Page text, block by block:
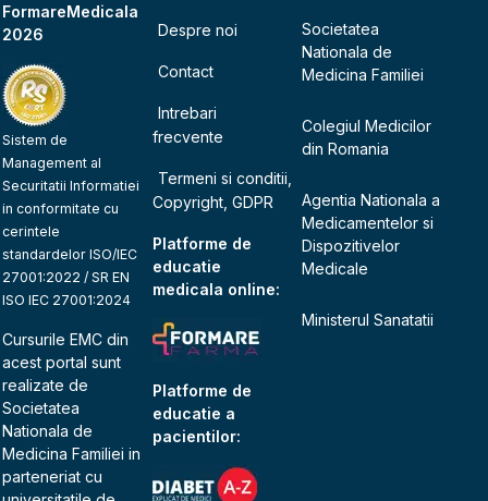
FormareMedicala
2026
Sistem de
Management al
Securitatii Informatiei
in conformitate cu
cerintele
standardelor ISO/IEC
27001:2022 / SR EN
ISO IEC 27001:2024
Cursurile EMC din
acest portal sunt
realizate de
Societatea
Nationala de
Medicina Familiei in
parteneriat cu
Despre noi
Contact
Intrebari
frecvente
Termeni si conditii,
Copyright, GDPR
Platforme de
educatie
medicala online:
Platforme de
educatie a
pacientilor:
Societatea
Nationala de
Medicina Familiei
Colegiul Medicilor
din Romania
Agentia Nationala a
Medicamentelor si
Dispozitivelor
Medicale
Ministerul Sanatatii